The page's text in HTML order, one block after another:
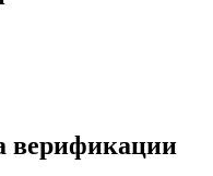
верификации